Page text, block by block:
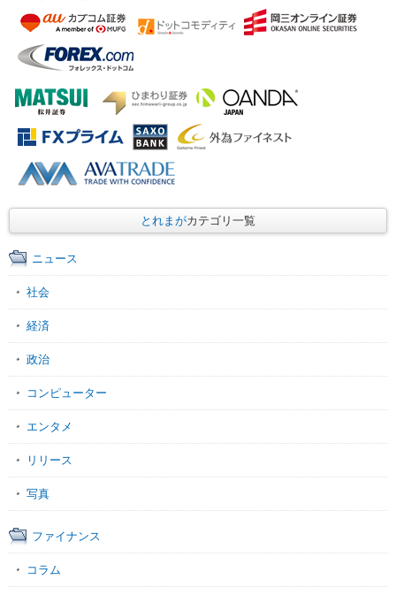
とれまがカテゴリ一覧
ニュース
社会
経済
政治
コンピューター
エンタメ
リリース
写真
ファイナンス
コラム